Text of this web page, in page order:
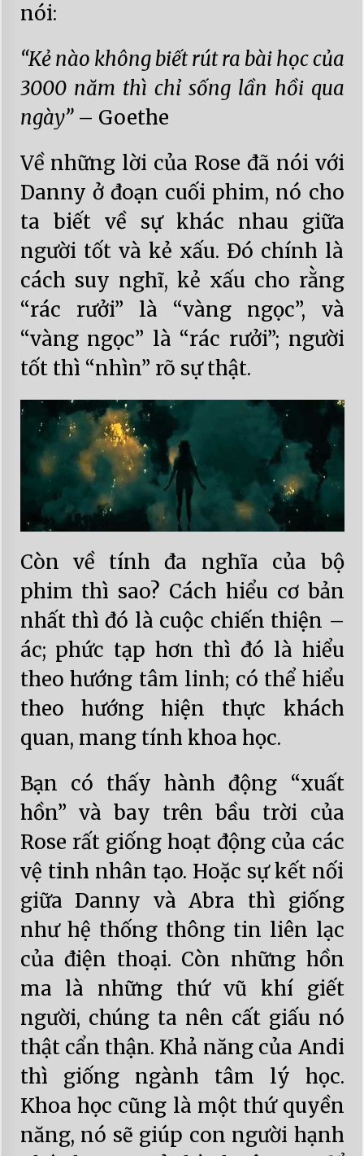
nói:
“Kẻ nào không biết rút ra bài học của
3000 năm thì chỉ sống lần hồi qua
ngày”– Goethe
Về những lời của Rose đã nói với
Danny ở đoạn cuối phim, nó cho
ta biết về sự khác nhau giữa
người tốt và kẻ xấu. Đó chính là
cách suy nghĩ, kẻ xấu cho rằng
“rác rưởi” là “vàng ngọc”, và
“vàng ngọc” là “rác rưởi”; người
tốt thì “nhìn” rõ sự thật.
Còn về tính đa nghĩa của bộ
phim thì sao? Cách hiểu cơ bản
nhất thì đó là cuộc chiến thiện –
ác; phức tạp hơn thì đó là hiểu
theo hướng tâm linh; có thể hiểu
theo hướng hiện thực khách
quan, mang tính khoa học.
Bạn có thấy hành động “xuất
hồn” và bay trên bầu trời của
Rose rất giống hoạt động của các
vệ tinh nhân tạo. Hoặc sự kết nối
giữa Danny và Abra thì giống
như hệ thống thông tin liên lạc
của điện thoại. Còn những hồn
ma là những thứ vũ khí giết
người, chúng ta nên cất giấu nó
thật cẩn thận. Khả năng của Andi
thì giống ngành tâm lý học.
Khoa học cũng là một thứ quyền
năng, nó sẽ giúp con người hạnh